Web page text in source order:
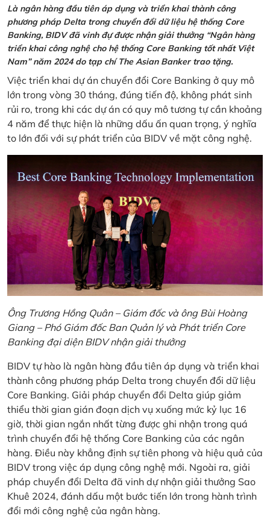
Là ngân hàng đầu tiên áp dụng và triển khai thành công
phương pháp Delta trong chuyển đổi dữ liệu hệ thống Core
Banking, BIDV đã vinh đự được nhận giải thưởng “Ngân hàng
triển khai công nghệ cho hệ thống Core Banking tốt nhất Việt
Nam” năm 2024 do tạp chí The Asian Banker trao tặng.
Việc triển khai dự án chuyển đổi Core Banking ở quy mô
lớn trong vòng 30 tháng, đúng tiến độ, không phát sinh
rủi ro, trong khi các dự án có quy mô tương tự cần khoảng
4 năm để thực hiện là những dấu ấn quan trọng, ý nghĩa
to lớn đối với sự phát triển của BIDV về mặt công nghệ.
Ông Trương Hồng Quân – Giám đốc và ông Bùi Hoàng
Giang – Phó Giám đốc Ban Quản lý và Phát triển Core
Banking đại diện BIDV nhận giải thưởng
BIDV tự hào là ngân hàng đầu tiên áp dụng và triển khai
thành công phương pháp Delta trong chuyển đổi dữ liệu
Core Banking. Giải pháp chuyển đổi Delta giúp giảm
thiểu thời gian gián đoạn dịch vụ xuống mức kỷ lục 16
giờ, thời gian ngắn nhất từng được ghi nhận trong quá
trình chuyển đổi hệ thống Core Banking của các ngân
hàng. Điều này khẳng định sự tiên phong và hiệu quả của
BIDV trong việc áp dụng công nghệ mới. Ngoài ra, giải
pháp chuyển đổi Delta đã vinh dự nhận giải thưởng Sao
Khuê 2024, đánh dấu một bước tiến lớn trong hành trình
đổi mới công nghệ của ngân hàng.